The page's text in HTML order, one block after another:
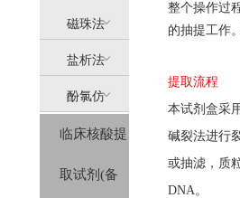
(AllPure)
酸提取
磁珠法
(MagPure)
盐析法
(SolPure)
酚氯仿
(Trizol系
列）
临床核酸提
取试剂(备
整个操作过
的抽提工作
提取流程
本试剂盒采
碱裂法进行
或抽滤 ，质
DNA。